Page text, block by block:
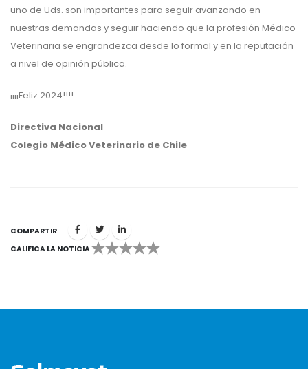
uno de Uds. son importantes para seguir avanzando en
nuestras demandas y seguir haciendo que la profesión Médico
Veterinaria se engrandezca desde lo formal y en la reputación
a nivel de opinión pública.
¡¡¡¡Feliz 2024!!!!
Directiva Nacional
Colegio Médico Veterinario de Chile
COMPARTIR
CALIFICA LA NOTICIA
1 2 3 4 5